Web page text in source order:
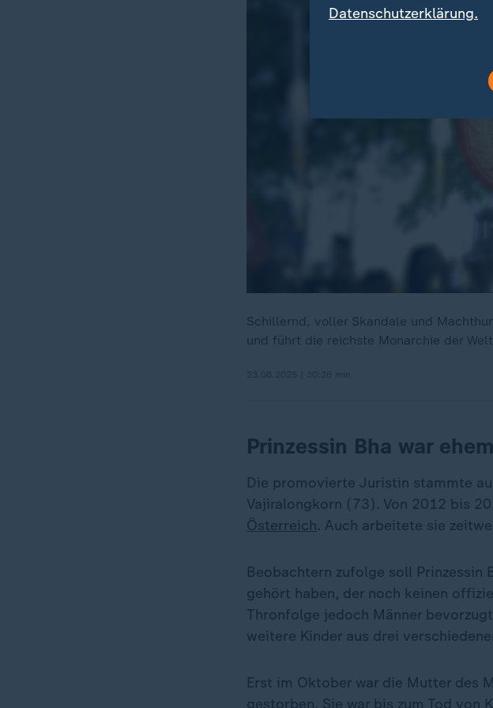
Schillernd, voller Skandale und
und führt die reichste Monarchie der
Prinzessin Bha war
Die promovierte Juristin stammte
Vajiralongkorn (73). Von 2012 bis
Österreich. Auch arbeitete sie
Beobachtern zufolge soll Prinzessin
gehört haben, der noch keinen
Thronfolge jedoch Männer
weitere Kinder aus drei
Erst im Oktober war die Mutter des
gestorben. Sie war bis zum Tod von
Datenschutzerklärung.